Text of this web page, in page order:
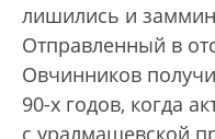
лишились и
Отправленный в
Овчинников
90-х годов, когда
с уралмашевской